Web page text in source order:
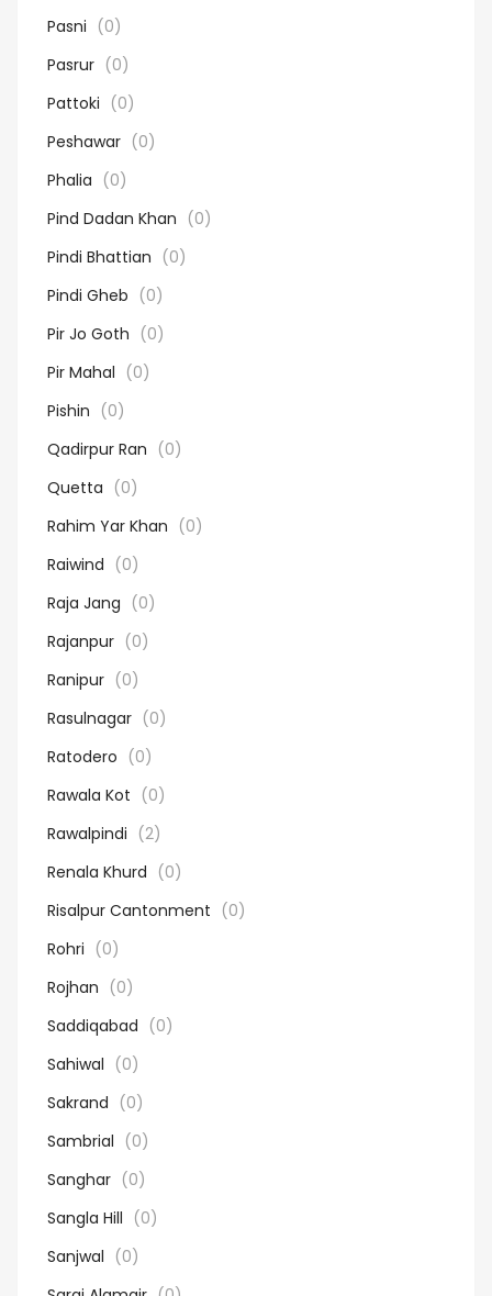
Pasni (0)
Pasrur (0)
Pattoki (0)
Peshawar (0)
Phalia (0)
Pind Dadan Khan (0)
Pindi Bhattian (0)
Pindi Gheb (0)
Pir Jo Goth (0)
Pir Mahal (0)
Pishin (0)
Qadirpur Ran (0)
Quetta (0)
Rahim Yar Khan (0)
Raiwind (0)
Raja Jang (0)
Rajanpur (0)
Ranipur (0)
Rasulnagar (0)
Ratodero (0)
Rawala Kot (0)
Rawalpindi (2)
Renala Khurd (0)
Risalpur Cantonment (0)
Rohri (0)
Rojhan (0)
Saddiqabad (0)
Sahiwal (0)
Sakrand (0)
Sambrial (0)
Sanghar (0)
Sangla Hill (0)
Sanjwal (0)